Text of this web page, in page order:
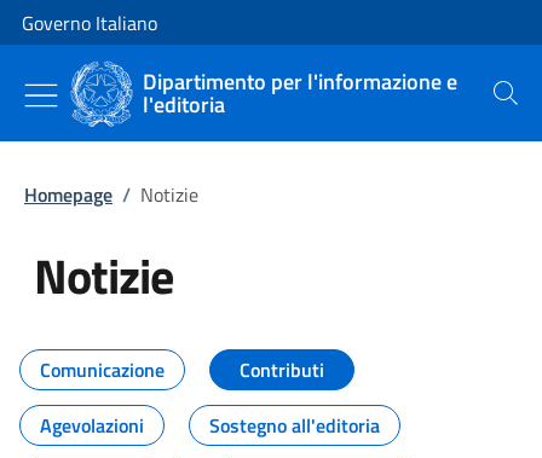
Vai al contenuto
Vai alla navigazione del sito
Governo Italiano
Dipartimento per l'informazione e
l'editoria Cerca
Homepage / Notizie
Notizie
Tutti i contenuti della pagina
Comunicazione
Contributi
Agevolazioni
Sostegno all'editoria